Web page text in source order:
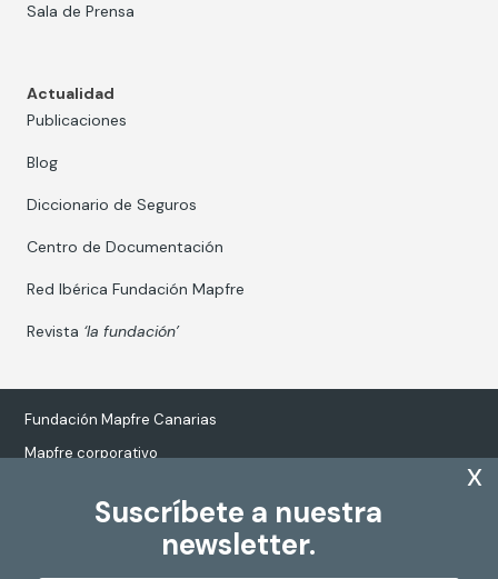
Suscríbete a nuestra
newsletter.
x
Sala de Prensa
Actualidad
Publicaciones
Blog
Diccionario de Seguros
Centro de Documentación
Red Ibérica Fundación Mapfre
Revista ‘la fundación’
Fundación Mapfre Canarias
Mapfre corporativo
Tratamiento de datos personales